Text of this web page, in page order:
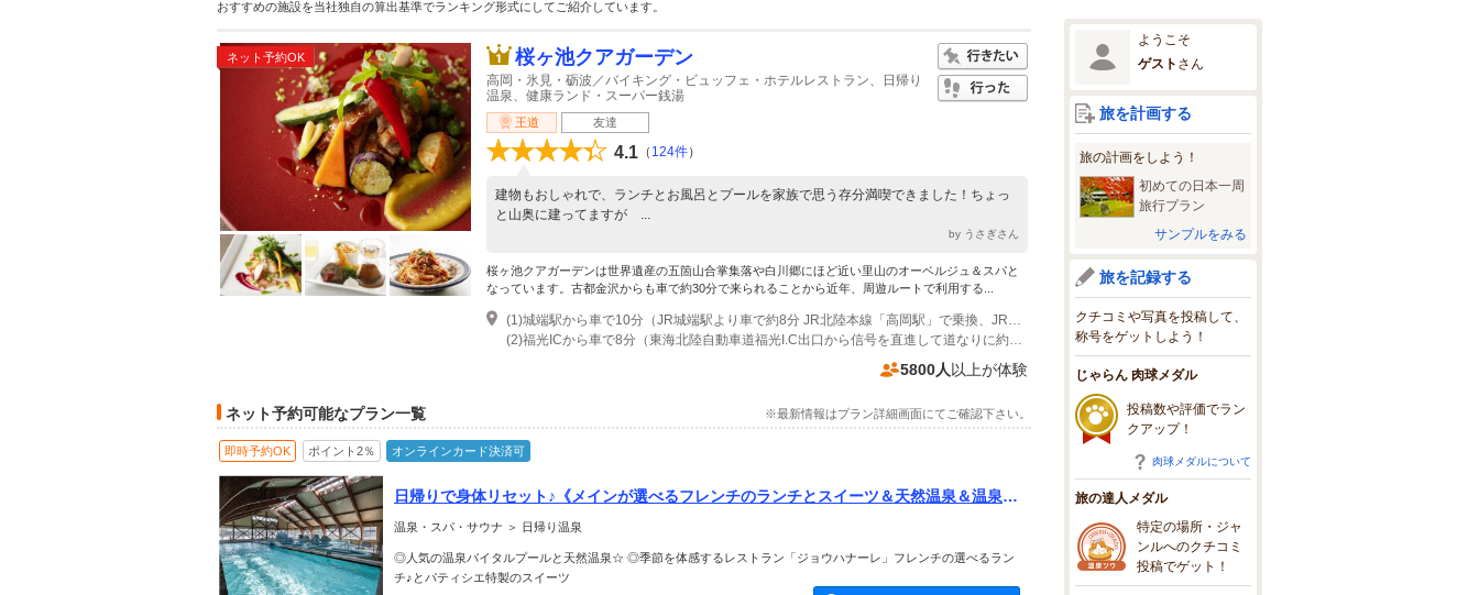
おすすめの施設を当社独自の算出基準でランキング形式にしてご紹介しています。
ネット予約OK 桜ヶ池クアガーデン
高岡・氷見・砺波／バイキング・ビュッフェ・ホテルレストラン、日帰り
温泉、健康ランド・スーパー銭湯
王道 友達
4.1 （ 124件）
建物もおしゃれで、ランチとお風呂とプールを家族で思う存分満喫できました！ちょっ
と山奥に建ってますが ...
by うさぎさん
桜ヶ池クアガーデンは世界遺産の五箇山合掌集落や白川郷にほど近い里山のオーベルジュ＆スパと
なっています。古都金沢からも車で約30分で来られることから近年、周遊ルートで利用する...
(1)城端駅から車で10分（JR城端駅より車で約8分 JR北陸本線「高岡駅」で乗換、JR城端線「城端駅」下車。城端駅からはマイクロバスでの送迎もいたします（※要予約）。）
(2)福光ICから車で8分（東海北陸自動車道福光I.C出口から信号を直進して道なりに約8分）
5800人 以上が体験
ネット予約可能なプラン一覧 ※最新情報はプラン詳細画面にてご確認下さい。
即時予約OK ポイント2％ オンラインカード決済可
日帰りで身体リセット♪《メインが選べるフレンチのランチとスイーツ＆天然温泉＆温泉バ
温泉・スパ・サウナ ＞ 日帰り温泉
◎人気の温泉バイタルプールと天然温泉☆ ◎季節を体感するレストラン「ジョウハナーレ」フレンチの選べるラン
チ♪とパティシエ特製のスイーツ
ようこそ
ゲスト さん
旅を計画する
旅の計画をしよう！
初めての日本一周
旅行プラン
サンプルをみる
旅を記録する
クチコミや写真を投稿して、
称号をゲットしよう！
じゃらん 肉球メダル
投稿数や評価でラン
クアップ！
肉球メダルについて
旅の達人メダル
特定の場所・ジャ
ンルへのクチコミ
投稿でゲット！